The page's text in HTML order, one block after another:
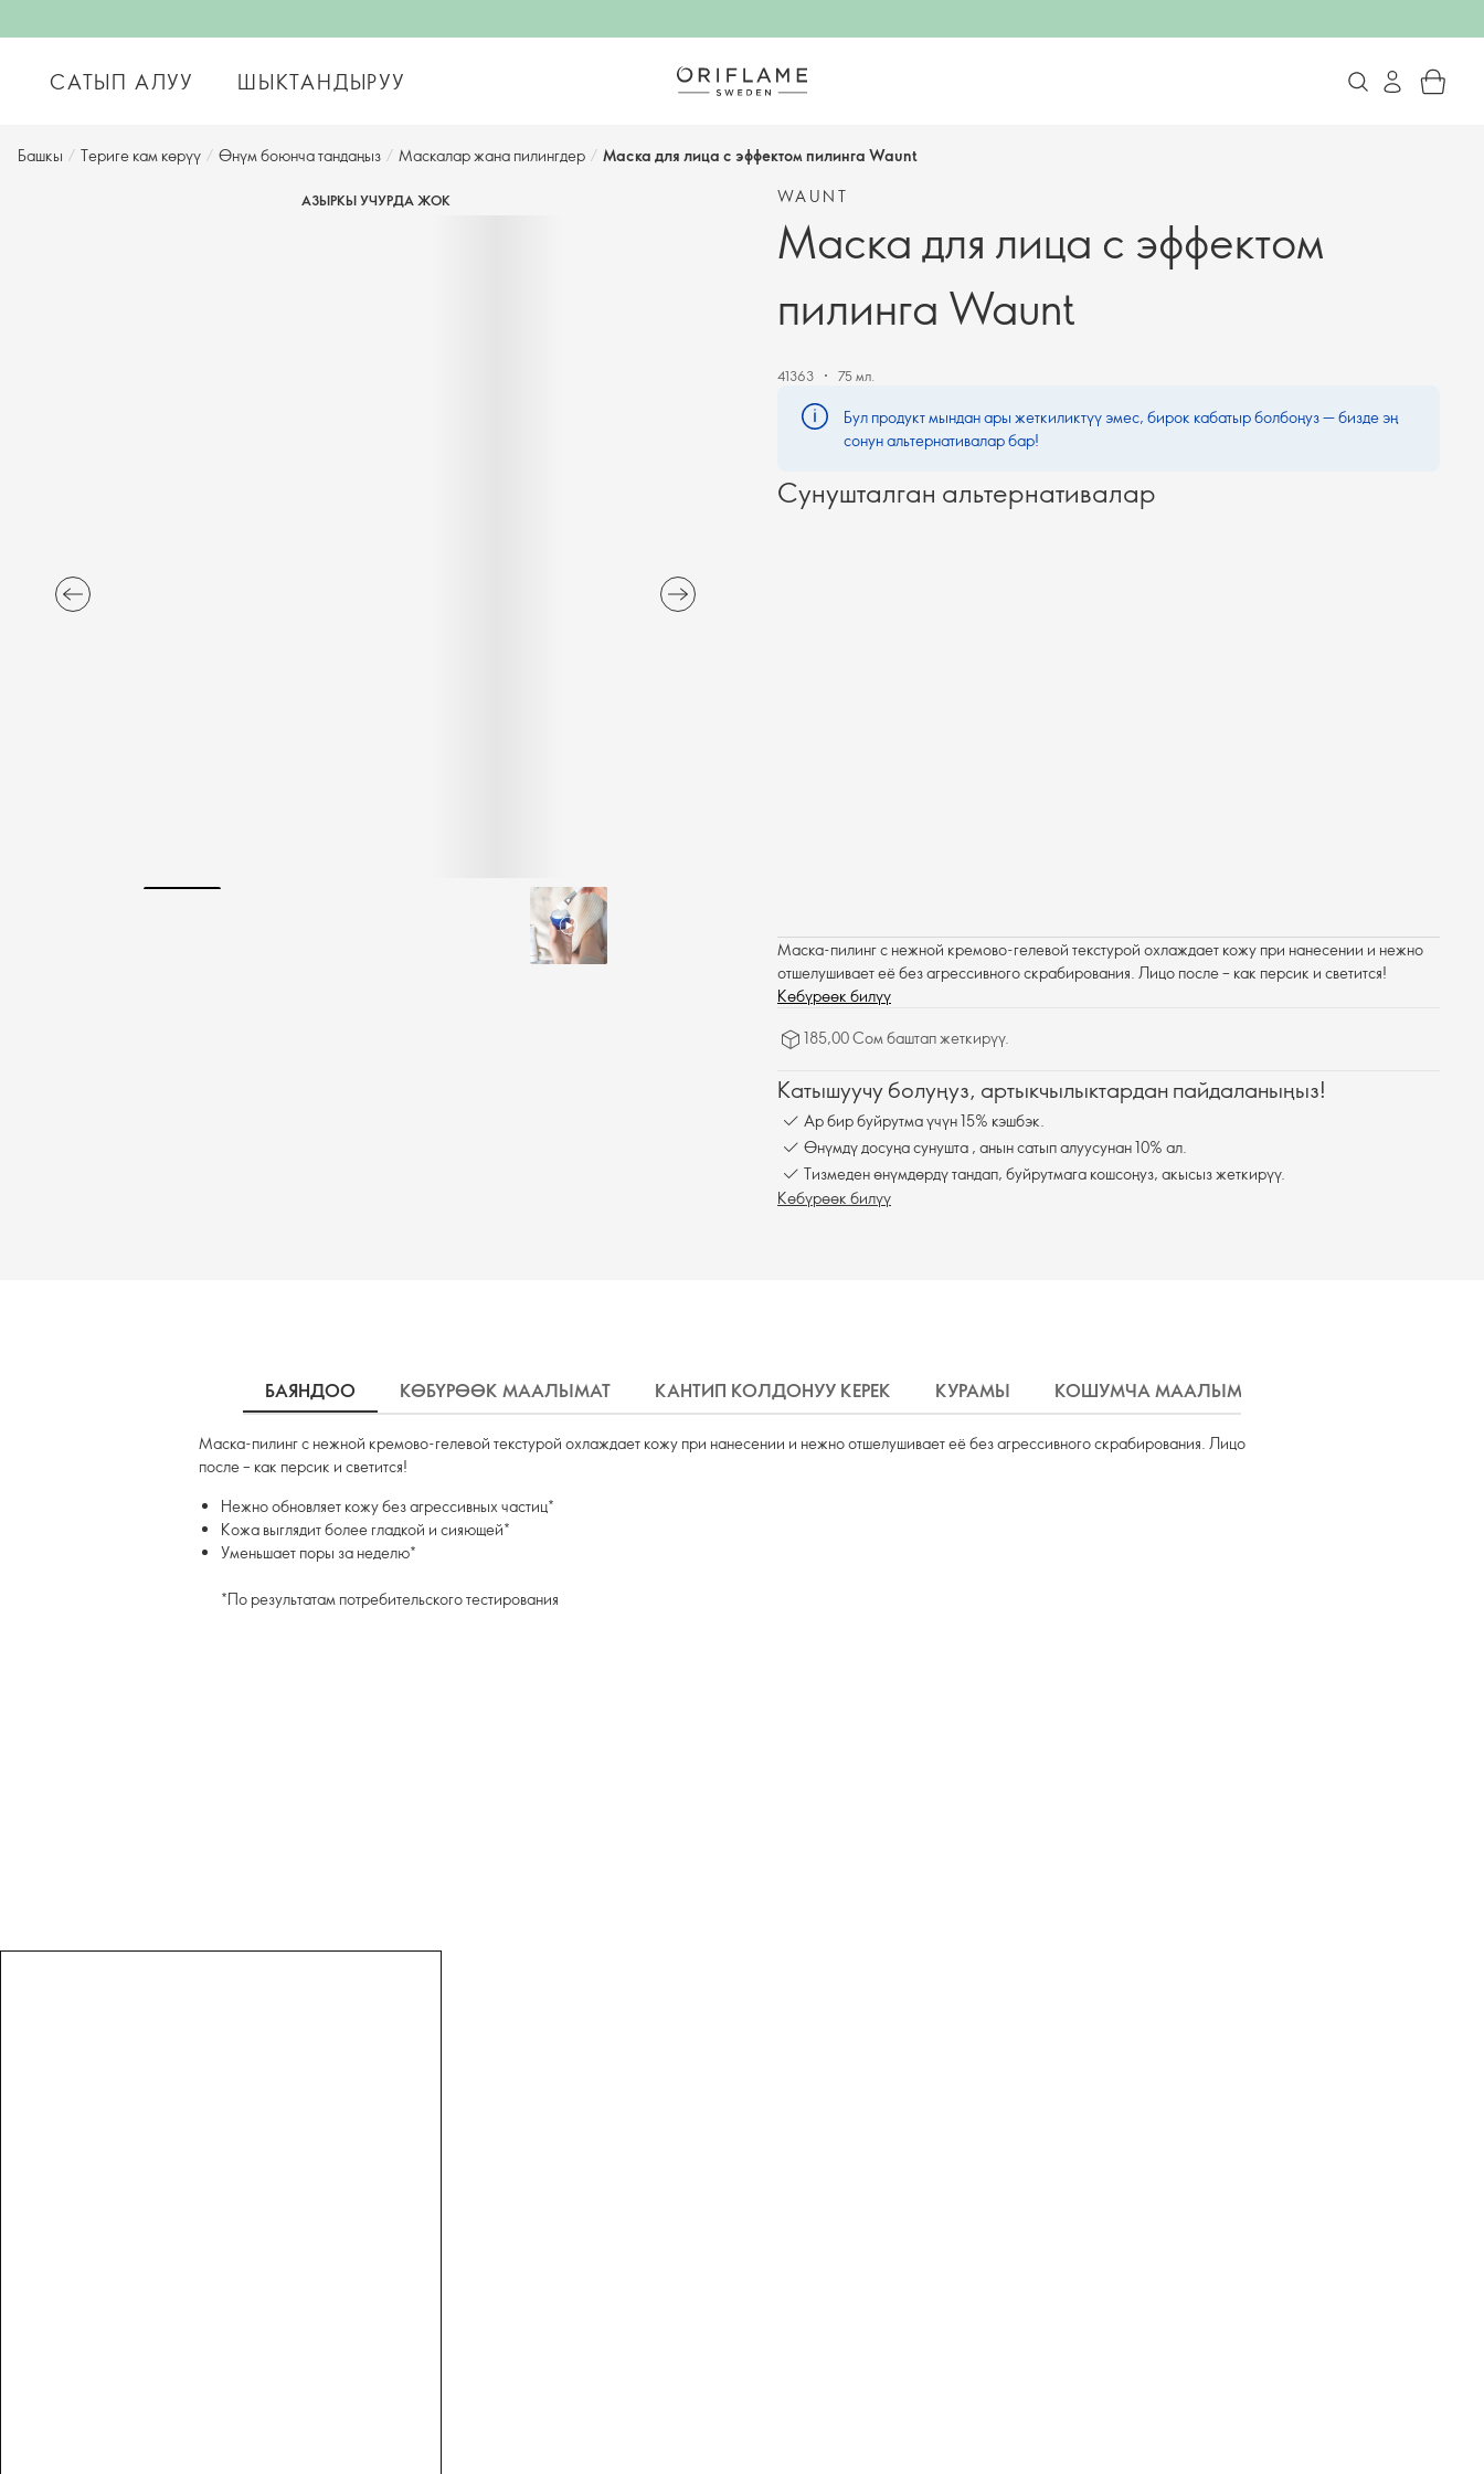
САТЫП АЛУУ ШЫКТАНДЫРУУ
Башкы / Териге кам көрүү / Өнүм боюнча тандаңыз / Маскалар жана пилингдер / Маска для лица с эффектом пилинга Waunt
АЗЫРКЫ УЧУРДА ЖОК WAUNT
Маска для лица с эффектом
пилинга Waunt
41363 75 мл.
Бул продукт мындан ары жеткиликтүү эмес, бирок кабатыр болбоңуз — бизде эң
сонун альтернативалар бар!
Сунушталган альтернативалар
Маска-пилинг с нежной кремово-гелевой текстурой охлаждает кожу при нанесении и нежно
отшелушивает её без агрессивного скрабирования. Лицо после – как персик и светится!
Көбүрөөк билүү
185,00 Сом баштап жеткирүү.
Катышуучу болуңуз, артыкчылыктардан пайдаланыңыз!
Ар бир буйрутма үчүн 15% кэшбэк.
Өнүмдү досуңа сунушта , анын сатып алуусунан 10% ал.
Тизмеден өнүмдөрдү тандап, буйрутмага кошсоңуз, акысыз жеткирүү.
Көбүрөөк билүү
БАЯНДОО КӨБҮРӨӨК МААЛЫМАТ КАНТИП КОЛДОНУУ КЕРЕК КУРАМЫ КОШУМЧА МААЛЫМАТ
Маска-пилинг с нежной кремово-гелевой текстурой охлаждает кожу при нанесении и нежно отшелушивает её без агрессивного скрабирования. Лицо
после – как персик и светится!
Нежно обновляет кожу без агрессивных частиц*
Кожа выглядит более гладкой и сияющей*
Уменьшает поры за неделю*
*По результатам потребительского тестирования